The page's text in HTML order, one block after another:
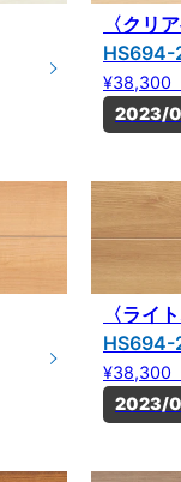
〈クリ
HS694-
¥38,300
2023/
〈ライ
HS694-
¥38,300
2023/